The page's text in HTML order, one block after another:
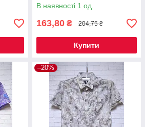
В наявності 1 од.
163,80 ₴ 204,75 ₴
Купити
–20%